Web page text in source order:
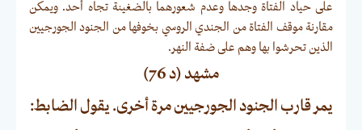
على حياد الفتاة وجدها وعدم شعورهما بالضغينة تجاه أحد. ويمكن
مقارنة موقف الفتاة من الجندي الروسي بخوفها من الجنود الجورجيين
الذين تحرشوا بها وهم على ضفة النهر.
مشهد (د 76)
يمر قارب الجنود الجورجيين مرة أخرى. يقول الضابط: